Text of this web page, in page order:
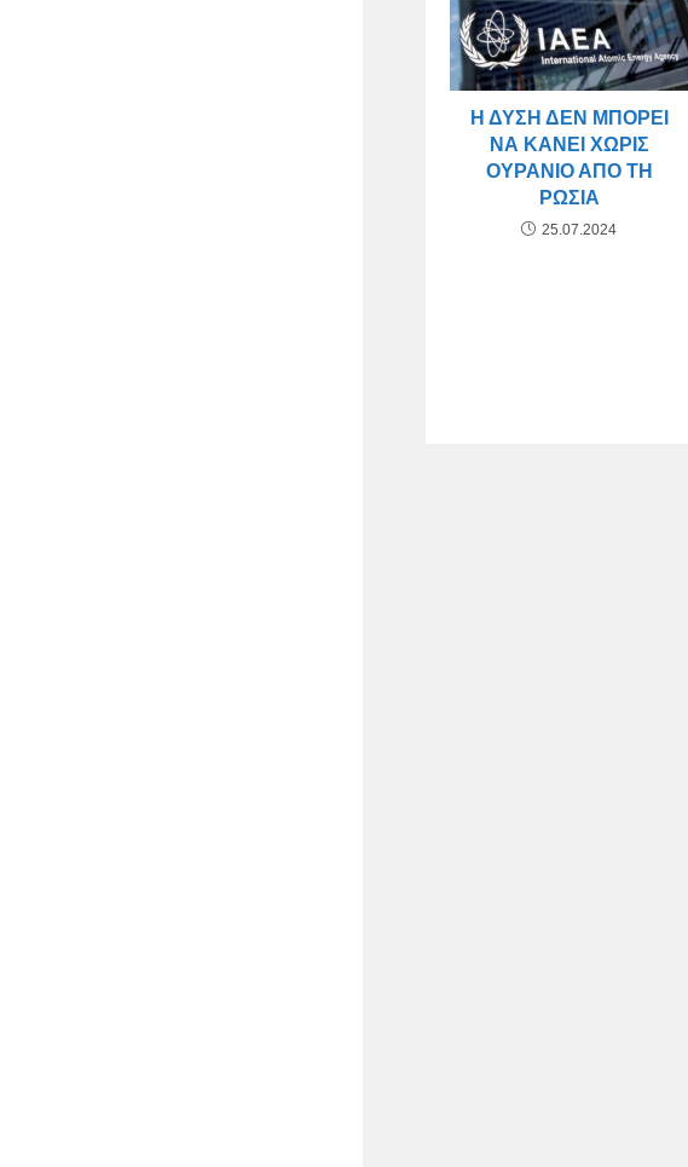
Η ΔΎΣΗ ΔΕΝ ΜΠΟΡΕΊ
ΝΑ ΚΆΝΕΙ ΧΩΡΊΣ
ΟΥΡΆΝΙΟ ΑΠΌ ΤΗ
ΡΩΣΊΑ
25.07.2024